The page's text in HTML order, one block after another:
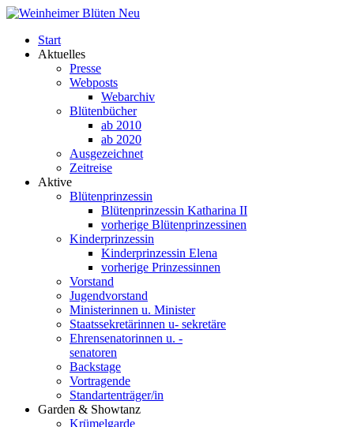
Start
Aktuelles
Presse
Webposts
Webarchiv
Blütenbücher
ab 2010
ab 2020
Ausgezeichnet
Zeitreise
Aktive
Blütenprinzessin
Blütenprinzessin Katharina II
vorherige Blütenprinzessinen
Kinderprinzessin
Kinderprinzessin Elena
vorherige Prinzessinnen
Vorstand
Jugendvorstand
Ministerinnen u. Minister
Staatssekretärinnen u- sekretäre
Ehrensenatorinnen u. -
senatoren
Backstage
Vortragende
Standartenträger/in
Garden & Showtanz
Krümelgarde